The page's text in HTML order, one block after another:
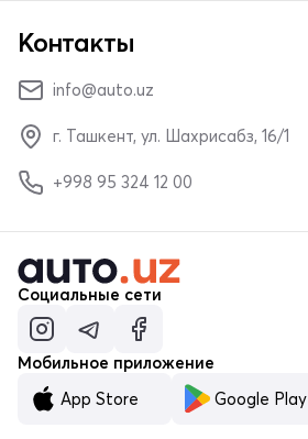
Контакты
info@auto.uz
г. Ташкент, ул. Шахрисабз, 16/1
+998 95 324 12 00
Социальные сети
Мобильное приложение
App Store
Google Play